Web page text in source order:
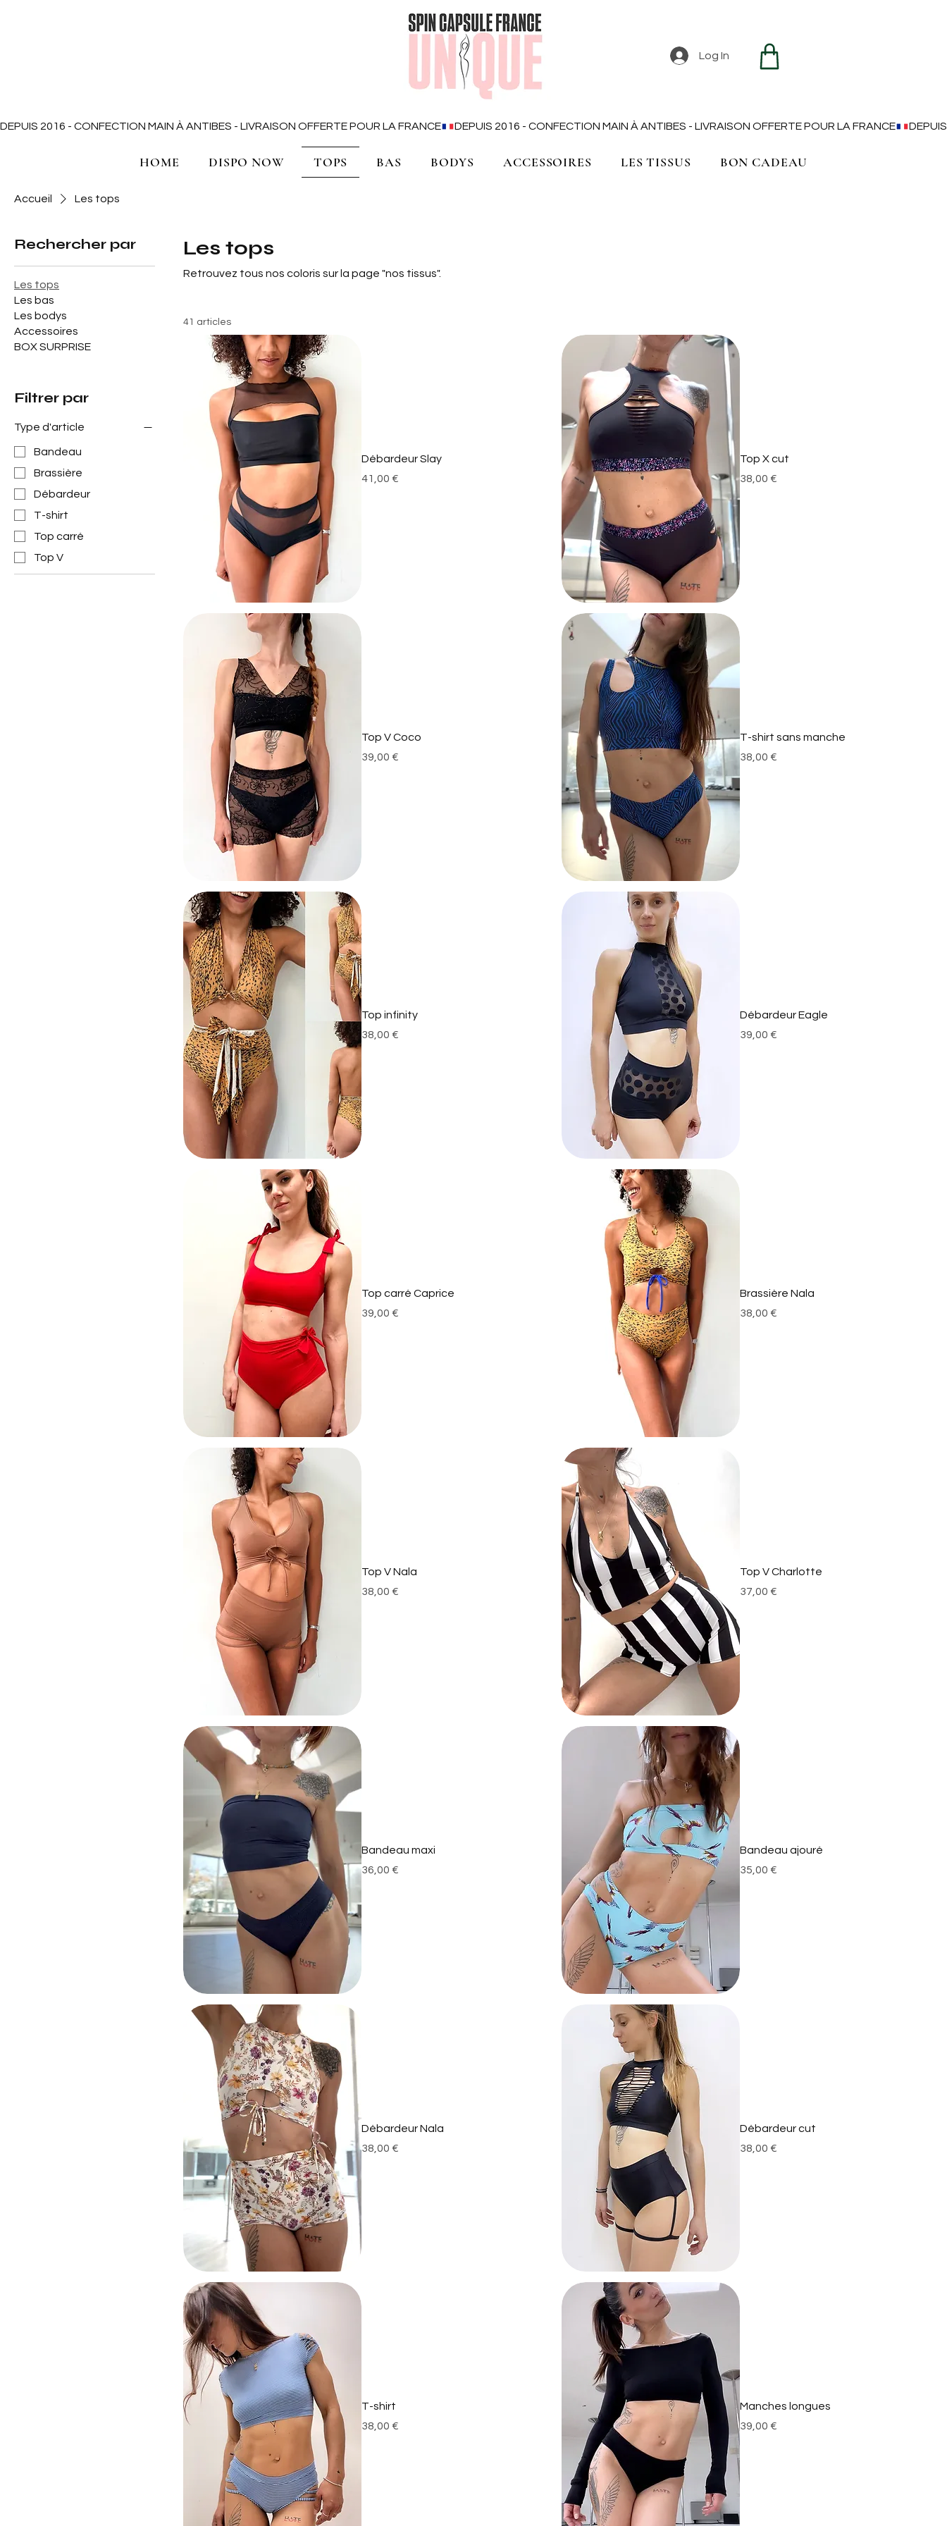
Log In
DEPUIS 2016 - CONFECTION MAIN À ANTIBES - LIVRAISON OFFERTE POUR LA FRANCE
HOME DISPO NOW TOPS BAS BODYS ACCESSOIRES LES TISSUS BON CADEAU
Accueil Les tops
Rechercher par
Les tops
Les bas
Les bodys
Accessoires
BOX SURPRISE
Filtrer par
Type d'article
Bandeau
Brassière
Débardeur
T-shirt
Top carré
Top V
Les tops
Retrouvez tous nos coloris sur la page "nos tissus".
41 articles
Débardeur Slay
Prix
41,00 €
Top X cut
Prix
38,00 €
Top V Coco
Prix
39,00 €
T-shirt sans manche
Prix
38,00 €
Top infinity
Prix
38,00 €
Débardeur Eagle
Prix
39,00 €
Top carré Caprice
Prix
39,00 €
Brassière Nala
Prix
38,00 €
Top V Nala
Prix
38,00 €
Top V Charlotte
Prix
37,00 €
Bandeau maxi
Prix
36,00 €
Bandeau ajouré
Prix
35,00 €
Débardeur Nala
Prix
38,00 €
Débardeur cut
Prix
38,00 €
T-shirt
Prix
38,00 €
Manches longues
Prix
39,00 €